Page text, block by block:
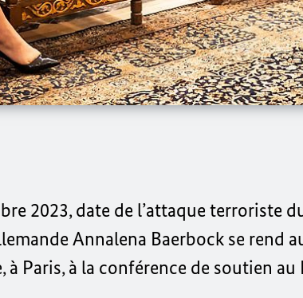
2023, date de l’attaque terroriste
Annalena Baerbock se rend
Paris, à la conférence de soutien au